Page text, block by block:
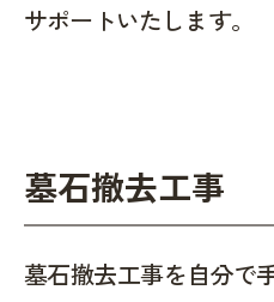
サポートいたします。
墓石撤去工事
墓石撤去工事を自分で